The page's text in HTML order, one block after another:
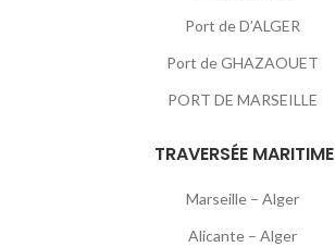
Port de D’ALGER
Port de GHAZAOUET
PORT DE MARSEILLE
TRAVERSÉE MARITIME
Marseille – Alger
Alicante – Alger